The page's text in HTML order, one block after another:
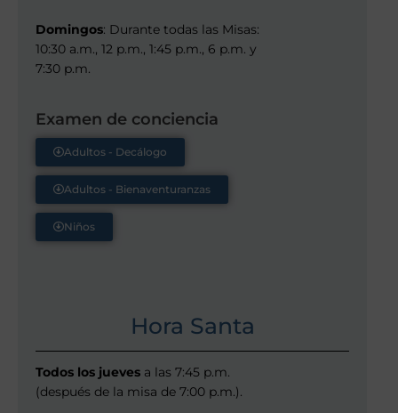
Domingos: Durante todas las Misas:
10:30 a.m., 12 p.m., 1:45 p.m., 6 p.m. y
7:30 p.m.
Examen de conciencia
Adultos - Decálogo
Adultos - Bienaventuranzas
Niños
Hora Santa
Todos los juevesa las 7:45 p.m.
(después de la misa de 7:00 p.m.).